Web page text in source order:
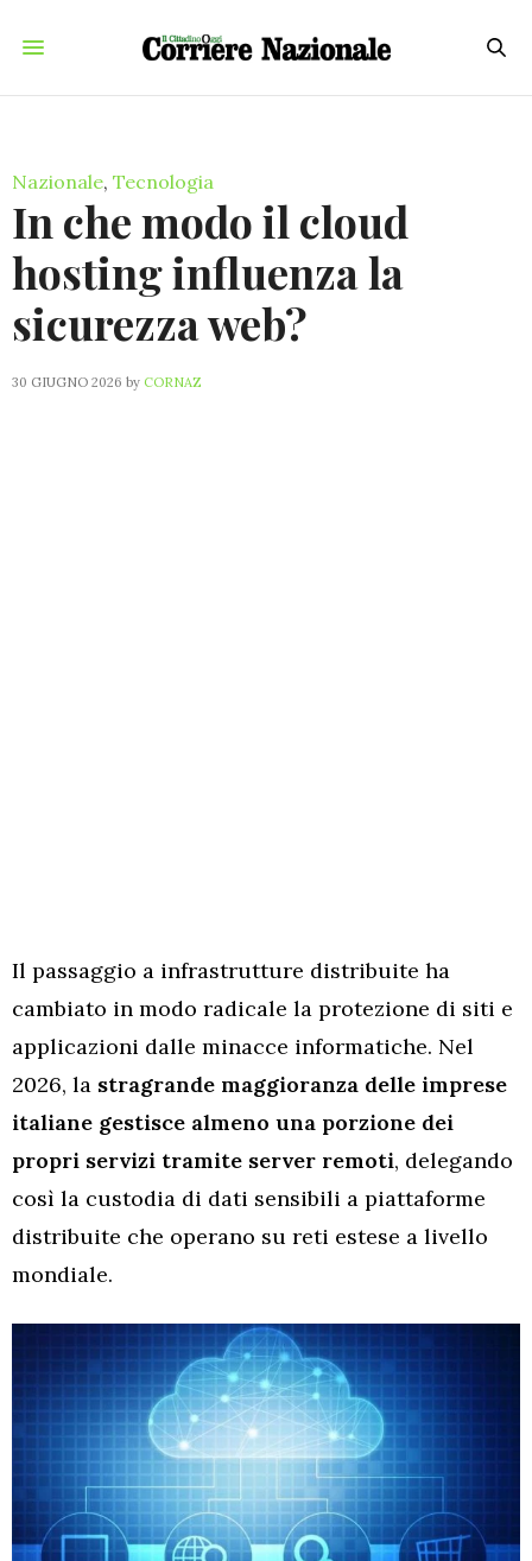
Nazionale, Tecnologia
In che modo il cloud
hosting influenza la
sicurezza web?
30 GIUGNO 2026 by CORNAZ
Il passaggio a infrastrutture distribuite ha
cambiato in modo radicale la protezione di siti e
applicazioni dalle minacce informatiche. Nel
2026, la stragrande maggioranza delle imprese
italiane gestisce almeno una porzione dei
propri servizi tramite server remoti, delegando
così la custodia di dati sensibili a piattaforme
distribuite che operano su reti estese a livello
mondiale.